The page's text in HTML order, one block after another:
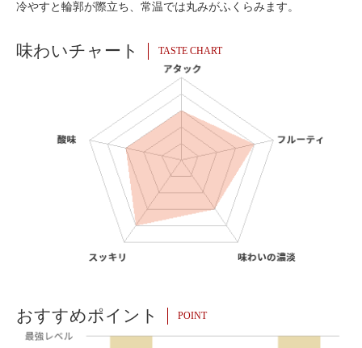
冷やすと輪郭が際立ち、常温では丸みがふくらみます。
味わいチャート TASTE CHART
おすすめポイント POINT